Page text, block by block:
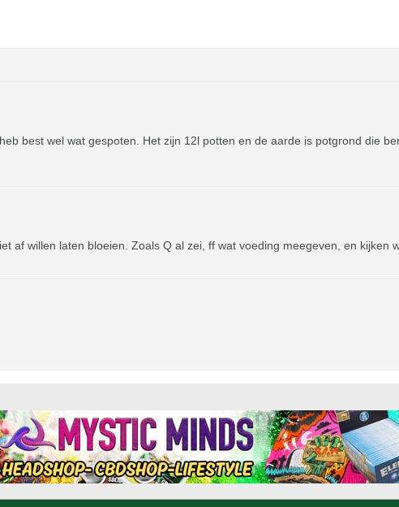
best wel wat gespoten. Het zijn 12l potten en de aarde is potgrond die
af willen laten bloeien. Zoals Q al zei, ff wat voeding meegeven, en kijken